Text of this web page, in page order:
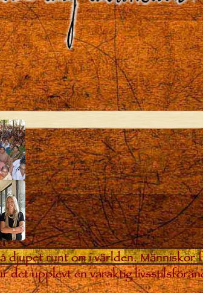
djupet runt om i världen.
det upplevt en varaktig